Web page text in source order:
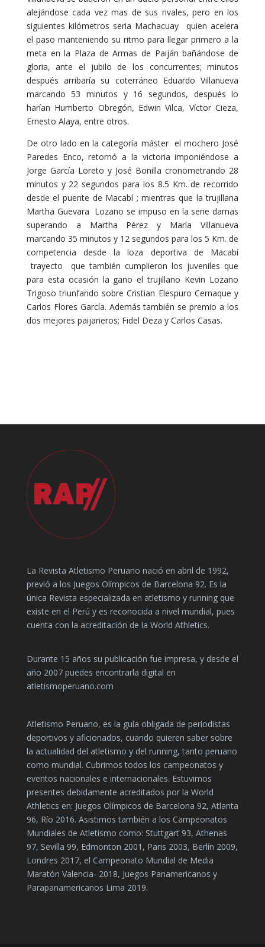
alejándose cada vez mas de sus rivales, pero en los
siguientes kilómetros seria Machacuay quien acelera
el paso manteniendo su ritmo para llegar primero a la
meta en la Plaza de Armas de Paiján bañándose de
gloria, ante el jubilo de los concurrentes; minutos
después arribaría su coterráneo Eduardo Villanueva
marcando 53 minutos y 16 segundos, después lo
harían Humberto Obregón, Edwin Vilca, Víctor Cieza,
Ernesto Alaya, entre otros.
De otro lado en la categoría máster el mochero José
Paredes Enco, retornó a la victoria imponiéndose a
Jorge García Loreto y José Bonilla cronometrando 28
minutos y 22 segundos para los 8.5 Km. de recorrido
desde el puente de Macabí ; mientras que la trujillana
Martha Guevara Lozano se impuso en la serie damas
superando a Martha Pérez y María Villanueva
marcando 35 minutos y 12 segundos para los 5 Km. de
competencia desde la loza deportiva de Macabí
trayecto que también cumplieron los juveniles que
para esta ocasión la gano el trujillano Kevin Lozano
Trigoso triunfando sobre Cristian Elespuro Cernaque y
Carlos Flores García. Además también se premio a los
dos mejores paijaneros; Fidel Deza y Carlos Casas.
La Revista Atletismo Peruano nació en abril de 1992,
previó a los Juegos Olímpicos de Barcelona 92. Es la
única Revista especializada en atletismo y running que
existe en el Perú y es reconocida a nivel mundial, pues
cuenta con la acreditación de la World Athletics.
Durante 15 años su publicación fue impresa, y desde el
año 2007 puedes encontrarla digital en
atletismoperuano.com
Atletismo Peruano, es la guía obligada de periodistas
deportivos y aficionados, cuando quieren saber sobre
la actualidad del atletismo y del running, tanto peruano
como mundial. Cubrimos todos los campeonatos y
eventos nacionales e internacionales. Estuvimos
presentes debidamente acreditados por la World
Athletics en: Juegos Olímpicos de Barcelona 92, Atlanta
96, Río 2016. Asistimos también a los Campeonatos
Mundiales de Atletismo como: Stuttgart 93, Athenas
97, Sevilla 99, Edmonton 2001, Paris 2003, Berlín 2009,
Londres 2017, el Campeonato Mundial de Media
Maratón Valencia- 2018, Juegos Panamericanos y
Parapanamericanos Lima 2019.